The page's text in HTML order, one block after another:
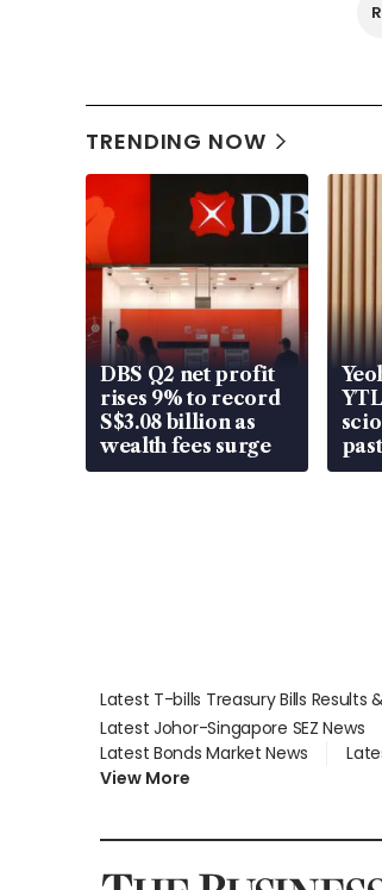
TRENDING NOW
DBS Q2 net profit
rises 9% to record
S$3.08 billion as
wealth fees surge
Latest T-bills Treasury Bills Results
Latest Johor-Singapore SEZ News
Latest Bonds Market News
View More